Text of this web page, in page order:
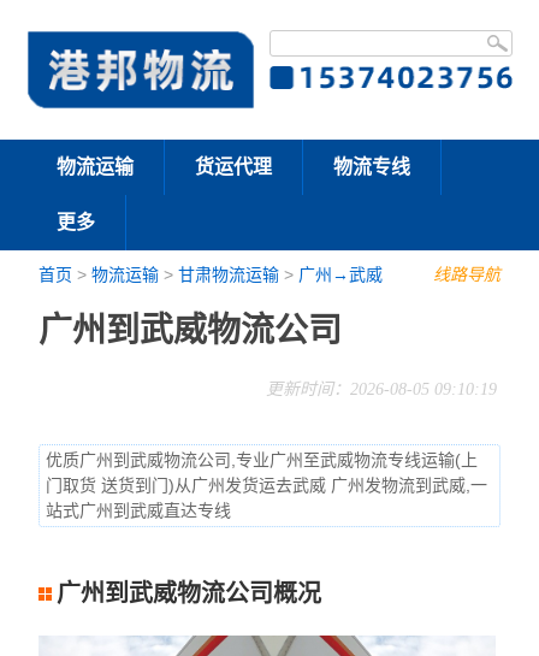
物流运输 货运代理 物流专线
更多
线路导航
首页 >物流运输 >甘肃物流运输 > 广州→武威
广州到武威物流公司
更新时间：2026-08-05 09:10:19
优质广州到武威物流公司,专业广州至武威物流专线运输(上
门取货 送货到门)从广州发货运去武威 广州发物流到武威,一
站式广州到武威直达专线
广州到武威物流公司概况